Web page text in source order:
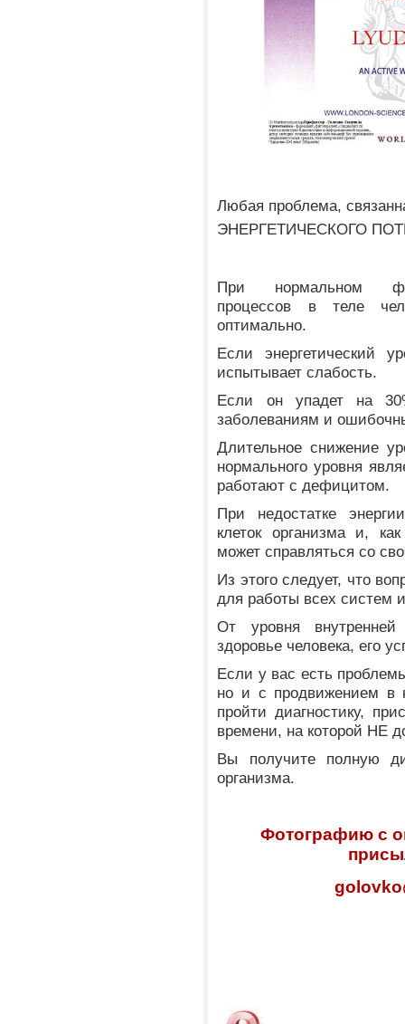
Любая проблема,
ЭНЕРГЕТИЧЕСКОГО
При нормальном
процессов в теле
оптимально.
Если энергетический
испытывает слабость.
Если он упадет на
заболеваниям и
Длительное снижение
нормального уровня
работают с дефицитом.
При недостатке
клеток организма и,
может справляться со
Из этого следует, что
для работы всех систем
От уровня
здоровье человека, его
Если у вас есть
но и с продвижением в
пройти диагностику,
времени, на которой НЕ
Вы получите полную
организма.
Фотографию с